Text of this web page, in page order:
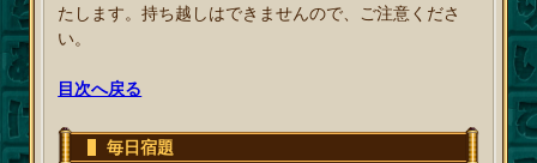
たします。持ち越しはできませんので、ご注意くださ
い。
目次へ戻る
毎日宿題